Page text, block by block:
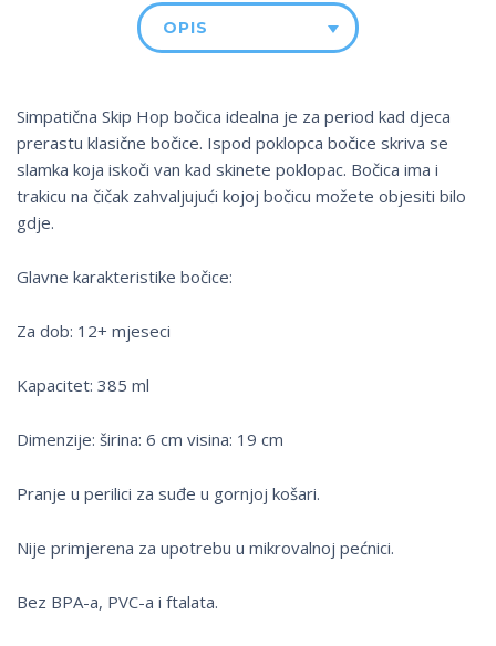
OPIS
Simpatična Skip Hop bočica idealna je za period kad djeca
prerastu klasične bočice. Ispod poklopca bočice skriva se
slamka koja iskoči van kad skinete poklopac. Bočica ima i
trakicu na čičak zahvaljujući kojoj bočicu možete objesiti bilo
gdje.
Glavne karakteristike bočice:
Za dob: 12+ mjeseci
Kapacitet: 385 ml
Dimenzije: širina: 6 cm visina: 19 cm
Pranje u perilici za suđe u gornjoj košari.
Nije primjerena za upotrebu u mikrovalnoj pećnici.
Bez BPA-a, PVC-a i ftalata.